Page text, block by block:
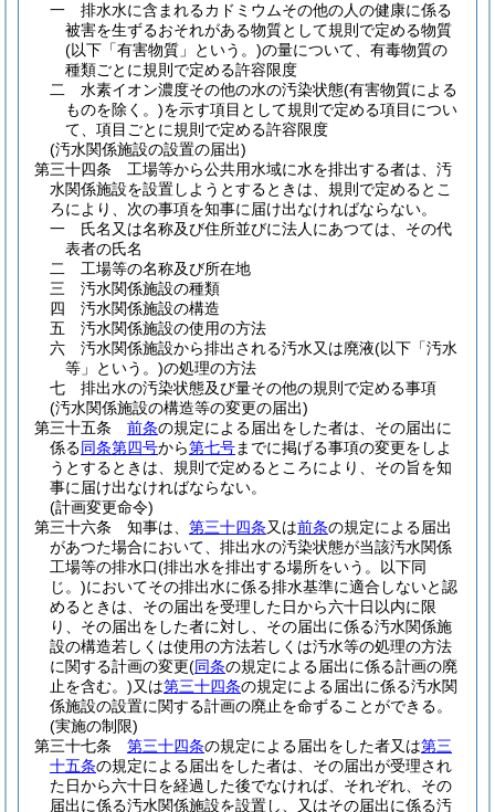
一
排水水に含まれるカドミウムその他の人の健康に係る
被害を生ずるおそれがある物質として規則で定める物質
(以下「有害物質」という。)の量について、有毒物質の
種類ごとに規則で定める許容限度
二
水素イオン濃度その他の水の汚染状態(有害物質による
ものを除く。)を示す項目として規則で定める項目につい
て、項目ごとに規則で定める許容限度
(汚水関係施設の設置の届出)
第三十四条
工場等から公共用水域に水を排出する者は、汚
水関係施設を設置しようとするときは、規則で定めるとこ
ろにより、次の事項を知事に届け出なければならない。
一
氏名又は名称及び住所並びに法人にあつては、その代
表者の氏名
二
工場等の名称及び所在地
三
汚水関係施設の種類
四
汚水関係施設の構造
五
汚水関係施設の使用の方法
六
汚水関係施設から排出される汚水又は廃液(以下「汚水
等」という。)の処理の方法
七
排出水の汚染状態及び量その他の規則で定める事項
(汚水関係施設の構造等の変更の届出)
第三十五条
前条の規定による届出をした者は、その届出に
係る同条第四号から第七号までに掲げる事項の変更をしよ
うとするときは、規則で定めるところにより、その旨を知
事に届け出なければならない。
(計画変更命令)
第三十六条
知事は、 第三十四条又は前条の規定による届出
があつた場合において、排出水の汚染状態が当該汚水関係
工場等の排水口(排出水を排出する場所をいう。以下同
じ。)においてその排出水に係る排水基準に適合しないと認
めるときは、その届出を受理した日から六十日以内に限
り、その届出をした者に対し、その届出に係る汚水関係施
設の構造若しくは使用の方法若しくは汚水等の処理の方法
に関する計画の変更(同条の規定による届出に係る計画の廃
止を含む。)又は第三十四条の規定による届出に係る汚水関
係施設の設置に関する計画の廃止を命ずることができる。
(実施の制限)
第三十七条
第三十四条の規定による届出をした者又は第三
十五条の規定による届出をした者は、その届出が受理され
た日から六十日を経過した後でなければ、それぞれ、その
届出に係る汚水関係施設を設置し、又はその届出に係る汚